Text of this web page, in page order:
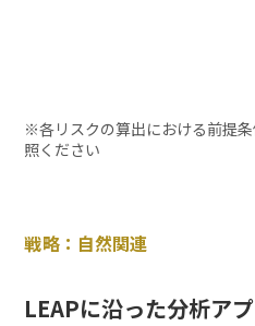
※各リスクの算出における前提条
照ください
戦略：自然関連
LEAPに沿った分析ア